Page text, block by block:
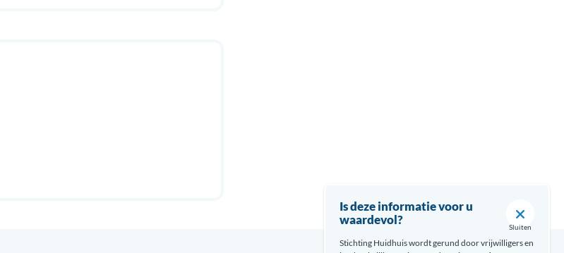
Is deze informatie voor u
waardevol?
Sluiten
Stichting Huidhuis wordt gerund door vrijwilligers en